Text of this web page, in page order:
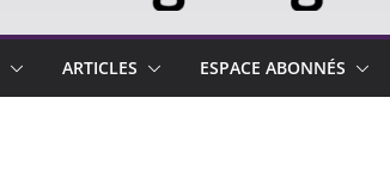
ARTICLES ESPACE ABONNÉS